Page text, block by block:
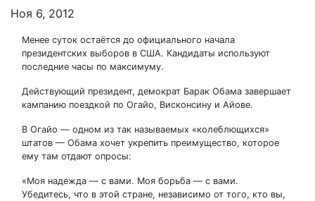
Ноя 6, 2012
Менее суток остаётся до официального начала
президентских выборов в США. Кандидаты используют
последние часы по максимуму.
Действующий президент, демократ Барак Обама завершает
кампанию поездкой по Огайо, Висконсину и Айове.
В Огайо — одном из так называемых «колеблющихся»
штатов — Обама хочет укрепить преимущество, которое
ему там отдают опросы:
«Моя надежда — с вами. Моя борьба — с вами.
Убедитесь, что в этой стране, независимо от того, кто вы,